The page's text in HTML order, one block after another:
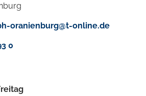
oranienburg@t-online.de
0